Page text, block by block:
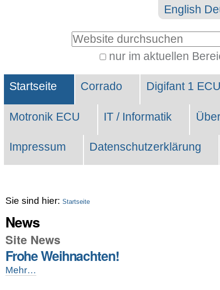
Direkt
zur
Navigation
English
Website durchsuchen
nur im aktuellen
Suche…
Sektionen
Startseite Corrado Digifant 1
Motronik ECU IT / Informatik
Impressum Datenschutzerklärung
Sie sind hier: Startseite
News
Site News
Frohe Weihnachten!
Frohe
Weihnachten!
Mehr…